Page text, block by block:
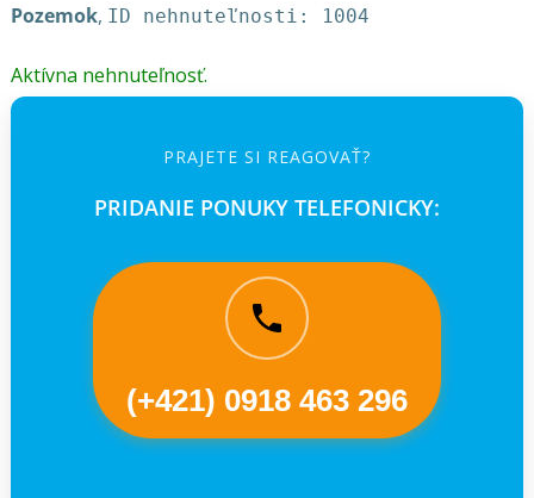
Pozemok, ID nehnuteľnosti: 1004
Aktívna nehnuteľnosť.
PRAJETE SI REAGOVAŤ?
PRIDANIE PONUKY TELEFONICKY:
(+421) 0918 463 296